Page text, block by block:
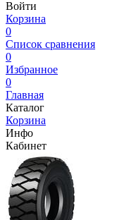
Войти
Корзина
0
Список сравнения
0
Избранное
0
Главная
Каталог
Корзина
Инфо
Кабинет